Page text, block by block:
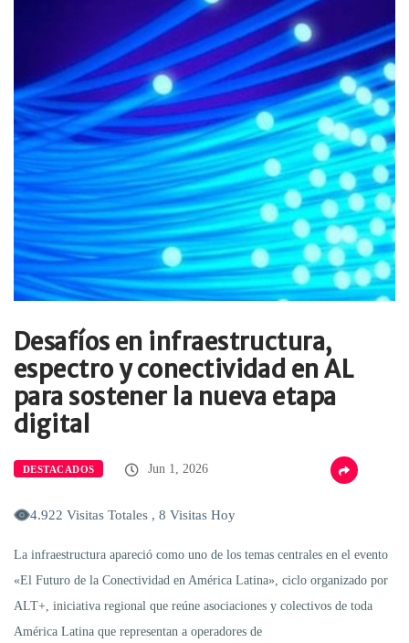
Desafíos en infraestructura,
espectro y conectividad en AL
para sostener la nueva etapa
digital
DESTACADOS Jun 1, 2026
4.922 Visitas Totales , 8 Visitas Hoy
La infraestructura apareció como uno de los temas centrales en el evento
«El Futuro de la Conectividad en América Latina», ciclo organizado por
ALT+, iniciativa regional que reúne asociaciones y colectivos de toda
América Latina que representan a operadores de